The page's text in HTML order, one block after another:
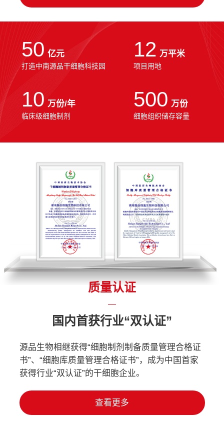
50 亿元
打造中南源品干细胞科技园
12 万平米
项目用地
10 万份/年
临床级细胞制剂
500 万份
细胞组织储存容量
质量认证
国内首获行业“双认证”
源品生物相继获得“细胞制剂制备质量管理合格证
书”、“细胞库质量管理合格证书”，成为中国首家
获得行业“双认证”的干细胞企业。
查看更多